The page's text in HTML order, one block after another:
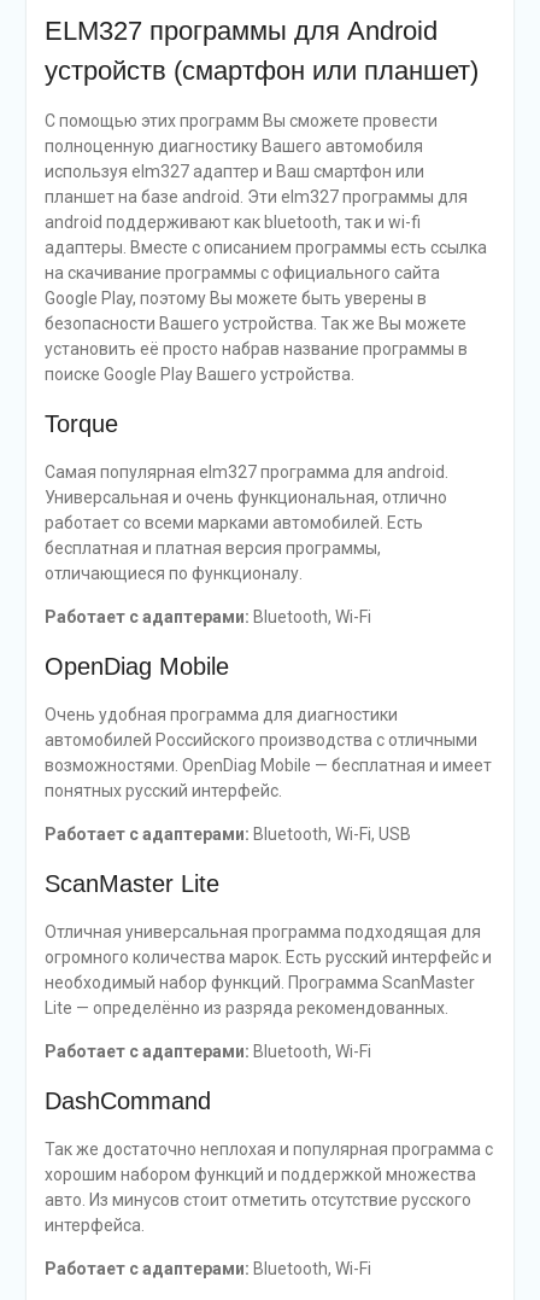
ELM327 программы для Android
устройств (смартфон или планшет)
С помощью этих программ Вы сможете провести
полноценную диагностику Вашего автомобиля
используя elm327 адаптер и Ваш смартфон или
планшет на базе android. Эти elm327 программы для
android поддерживают как bluetooth, так и wi-fi
адаптеры. Вместе с описанием программы есть ссылка
на скачивание программы с официального сайта
Google Play, поэтому Вы можете быть уверены в
безопасности Вашего устройства. Так же Вы можете
установить её просто набрав название программы в
поиске Google Play Вашего устройства.
Torque
Самая популярная elm327 программа для android.
Универсальная и очень функциональная, отлично
работает со всеми марками автомобилей. Есть
бесплатная и платная версия программы,
отличающиеся по функционалу.
Работает с адаптерами: Bluetooth, Wi-Fi
OpenDiag Mobile
Очень удобная программа для диагностики
автомобилей Российского производства с отличными
возможностями. OpenDiag Mobile — бесплатная и имеет
понятных русский интерфейс.
Работает с адаптерами: Bluetooth, Wi-Fi, USB
ScanMaster Lite
Отличная универсальная программа подходящая для
огромного количества марок. Есть русский интерфейс и
необходимый набор функций. Программа ScanMaster
Lite — определённо из разряда рекомендованных.
Работает с адаптерами: Bluetooth, Wi-Fi
DashCommand
Так же достаточно неплохая и популярная программа с
хорошим набором функций и поддержкой множества
авто. Из минусов стоит отметить отсутствие русского
интерфейса.
Работает с адаптерами: Bluetooth, Wi-Fi